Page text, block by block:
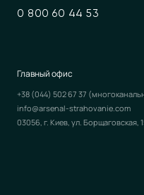
0 800 60 44 53
Главный офис
+38 (044) 502 67 37
info@arsenal-strahovanie.com
03056, г. Киев, ул. Борщаговская,